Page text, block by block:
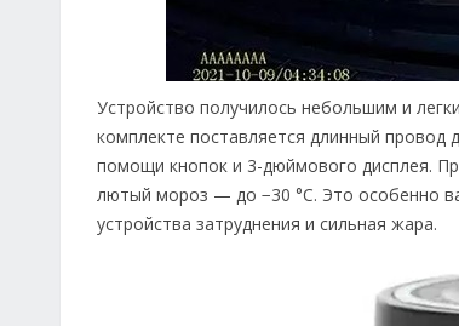
Устройство получилось небольшим и
комплекте поставляется длинный провод
помощи кнопок и 3-дюймового дисплея.
лютый мороз — до −30 °C. Это особенно
устройства затруднения и сильная жара.